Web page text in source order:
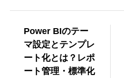
Power BIのテー
マ設定とテンプレ
ート化とは？レポ
ート管理・標準化